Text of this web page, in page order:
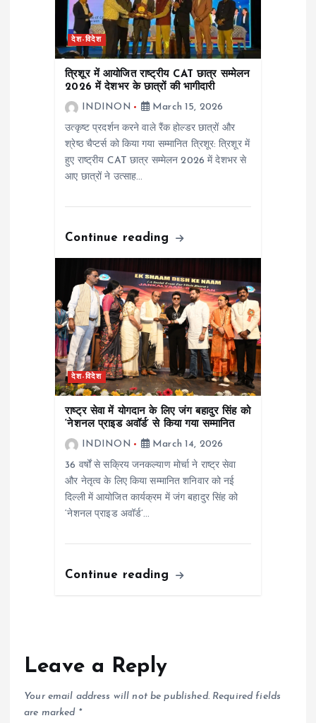
देश-विदेश
त्रिशूर में आयोजित राष्ट्रीय CAT छात्र सम्मेलन
2026 में देशभर के छात्रों की भागीदारी
INDINON
March 15, 2026
उत्कृष्ट प्रदर्शन करने वाले रैंक होल्डर छात्रों और
श्रेष्ठ चैप्टर्स को किया गया सम्मानित त्रिशूर: त्रिशूर में
हुए राष्ट्रीय CAT छात्र सम्मेलन 2026 में देशभर से
आए छात्रों ने उत्साह…
Continue reading
देश-विदेश
राष्ट्र सेवा में योगदान के लिए जंग बहादुर सिंह को
‘नेशनल प्राइड अवॉर्ड’ से किया गया सम्मानित
INDINON
March 14, 2026
36 वर्षों से सक्रिय जनकल्याण मोर्चा ने राष्ट्र सेवा
और नेतृत्व के लिए किया सम्मानित शनिवार को नई
दिल्ली में आयोजित कार्यक्रम में जंग बहादुर सिंह को
‘नेशनल प्राइड अवॉर्ड’…
Continue reading
Leave a Reply
Your email address will not be published. Required fields
are marked *